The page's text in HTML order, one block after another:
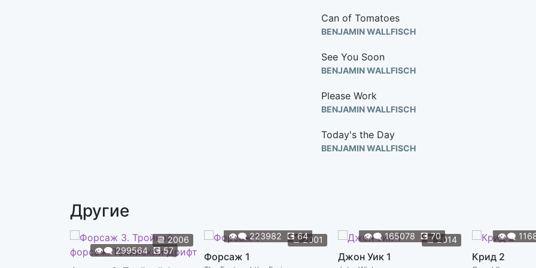
Can of Tomatoes
BENJAMIN WALLFISCH
See You Soon
BENJAMIN WALLFISCH
Please Work
BENJAMIN WALLFISCH
Today's the Day
BENJAMIN WALLFISCH
BENJAMIN WALLFISCH
Другие
📆2006
👁️‍🗨️299564 💽57
📆2001
👁️‍🗨️223982 💽64
Форсаж 1
📆2014
👁️‍🗨️165078 💽70
Джон Уик 1
👁️‍🗨️
Крид 2